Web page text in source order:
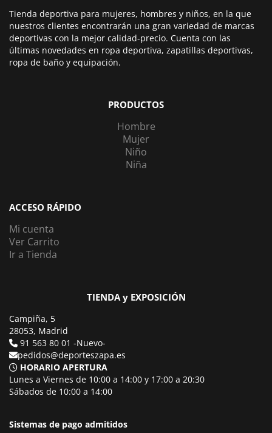
Tienda deportiva para mujeres, hombres y niños, en la que
nuestros clientes encontrarán una gran variedad de marcas
deportivas con la mejor calidad-precio. Cuenta con las
últimas novedades en ropa deportiva, zapatillas deportivas,
ropa de baño y equipación.
PRODUCTOS
Hombre
Mujer
Niño
Niña
ACCESO RÁPIDO
Mi cuenta
Ver Carrito
Ir a Tienda
TIENDA y EXPOSICIÓN
Campiña, 5
28053, Madrid
91 563 80 01 -Nuevo-
pedidos@deporteszapa.es
HORARIO APERTURA
Lunes a Viernes de 10:00 a 14:00 y 17:00 a 20:30
Sábados de 10:00 a 14:00
Sistemas de pago admitidos